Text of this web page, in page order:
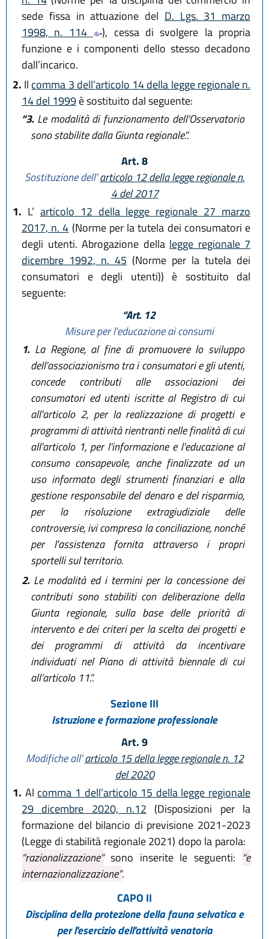
sede fissa in attuazione del D. Lgs. 31 marzo
1998, n. 114
), cessa di svolgere la propria
funzione e i componenti dello stesso decadono
dall’incarico.
2. Il comma 3 dell’articolo 14 della legge regionale n.
14 del 1999è sostituito dal seguente:
“3.Le modalità di funzionamento dell'Osservatorio
sono stabilite dalla Giunta regionale.”.
Art. 8
Sostituzione dell’articolo 12 della legge regionale n.
4 del 2017
1. L’ articolo 12 della legge regionale 27 marzo
2017, n. 4 (Norme per la tutela dei consumatori e
degli utenti. Abrogazione della legge regionale 7
dicembre 1992, n. 45 (Norme per la tutela dei
consumatori e degli utenti)) è sostituito dal
seguente:
“Art. 12
Misure per l'educazione ai consumi
1.La Regione, al fine di promuovere lo sviluppo
dell'associazionismo tra i consumatori e gli utenti,
concede contributi alle associazioni dei
consumatori ed utenti iscritte al Registro di cui
all'articolo 2, per la realizzazione di progetti e
programmi di attività rientranti nelle finalità di cui
all'articolo 1, per l'informazione e l'educazione al
consumo consapevole, anche finalizzate ad un
uso informato degli strumenti finanziari e alla
gestione responsabile del denaro e del risparmio,
per la risoluzione extragiudiziale delle
controversie, ivi compresa la conciliazione, nonché
per l'assistenza fornita attraverso i propri
sportelli sul territorio.
2.Le modalità ed i termini per la concessione dei
contributi sono stabiliti con deliberazione della
Giunta regionale, sulla base delle priorità di
intervento e dei criteri per la scelta dei progetti e
dei programmi di attività da incentivare
individuati nel Piano di attività biennale di cui
all’articolo 11.”.
Sezione III
Istruzione e formazione professionale
Art. 9
Modifiche all’articolo 15 della legge regionale n. 12
del 2020
1. Al comma 1 dell’articolo 15 della legge regionale
29 dicembre 2020, n.12 (Disposizioni per la
formazione del bilancio di previsione 2021-2023
(Legge di stabilità regionale 2021) dopo la parola:
“razionalizzazione”sono inserite le seguenti: “e
internazionalizzazione”.
CAPO II
Disciplina della protezione della fauna selvatica e
per l'esercizio dell'attività venatoria